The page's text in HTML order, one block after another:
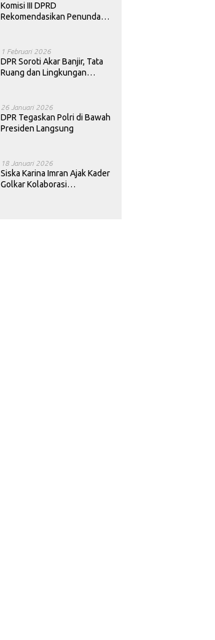
Komisi III DPRD
Rekomendasikan Penundaan
1 Februari 2026
DPR Soroti Akar Banjir, Tata
Ruang dan Lingkungan
26 Januari 2026
DPR Tegaskan Polri di Bawah
Presiden Langsung
18 Januari 2026
Siska Karina Imran Ajak Kader
Golkar Kolaborasi